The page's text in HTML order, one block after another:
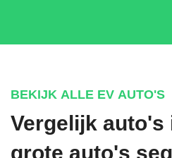
€
- Draadloos oplaadsysteem
BEKIJK ALLE EV AUTO'S
Vergelijk auto's in het SUV